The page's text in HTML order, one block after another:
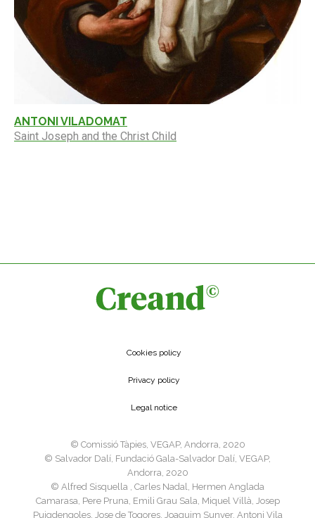
ANTONI VILADOMAT
Saint Joseph and the Christ Child
Cookies policy
Privacy policy
Legal notice
©️ Comissió Tàpies, VEGAP, Andorra, 2020
©️ Salvador Dalí, Fundació Gala-Salvador Dalí, VEGAP,
Andorra, 2020
©️ Alfred Sisquella , Carles Nadal, Hermen Anglada
Camarasa, Pere Pruna, Emili Grau Sala, Miquel Villà, Josep
Puigdengoles, Jose de Togores, Joaquim Sunyer, Antoni Vila